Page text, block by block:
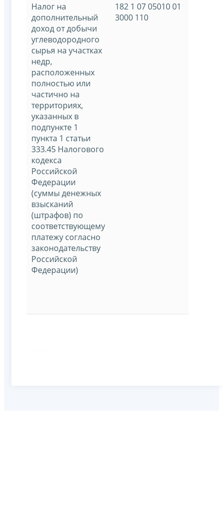
Налог на
дополнительный
доход от добычи
углеводородного
сырья на участках
недр,
расположенных
полностью или
частично на
территориях,
указанных в
подпункте 1
пункта 1 статьи
333.45 Налогового
кодекса
Российской
Федерации
(суммы денежных
взысканий
(штрафов) по
соответствующему
платежу согласно
законодательству
Российской
Федерации)
182 1 07 05010 01
3000 110